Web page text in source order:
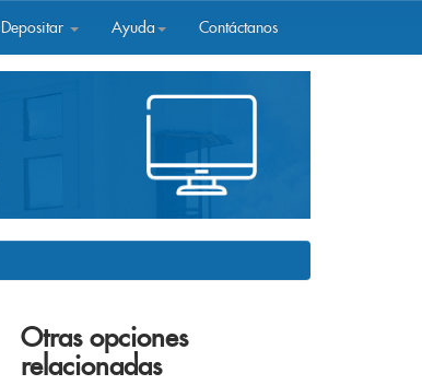
Depositar Ayuda Contáctanos
Otras opciones
relacionadas